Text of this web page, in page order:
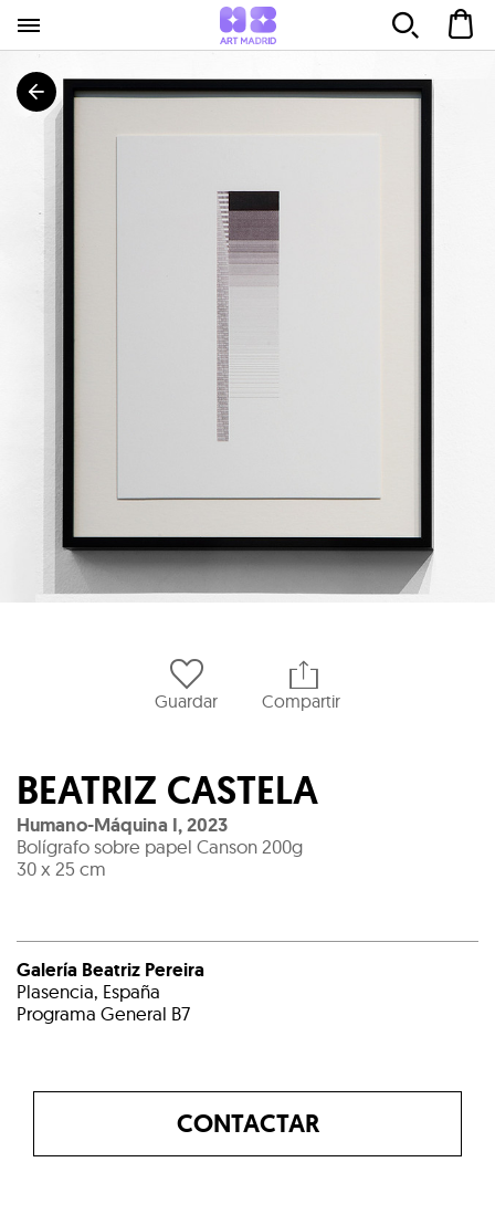
Guardar Compartir
BEATRIZ CASTELA
Humano-Máquina I,2023
Bolígrafo sobre papel Canson 200g
30 x 25 cm
Galería Beatriz Pereira
Plasencia, España
Programa General B7
CONTACTAR